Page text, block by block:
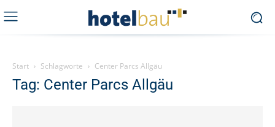
Start Schlagworte Center Parcs Allgäu
Tag: Center Parcs Allgäu